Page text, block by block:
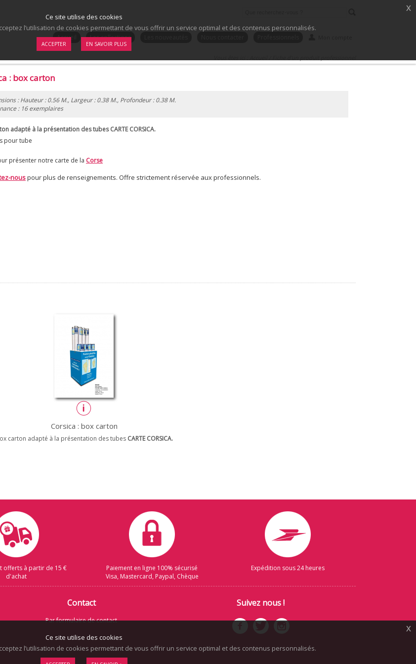
Ce site utilise des cookies
l’utilisation de cookies permettant de vous offrir un service optimal et des contenus personnalisés.
x
Accueil Les collections
: box carton
: Hauteur : 0.56 M., Largeur : 0.38 M., Profondeur : 0.38 M.
: 16 exemplaires
adapté à la présentation des tubesCARTE CORSICA.
pour tube
présenter notre carte de la Corse
nouspour plus de renseignements. Offre strictement réservée aux professionnels.
Corsica : box carton
carton adapté à la présentation des tubes CARTE CORSICA.
offerts à partir de 15 €
d'achat
Paiement en ligne 100% sécurisé
Visa, Mastercard, Paypal, Chèque
Expédition sous 24 heures
Contact
Par formulaire de contact
Suivez nous !
Ce site utilise des cookies
l’utilisation de cookies permettant de vous offrir un service optimal et des contenus personnalisés.
ACCEPTER EN SAVOIR PLUS
x